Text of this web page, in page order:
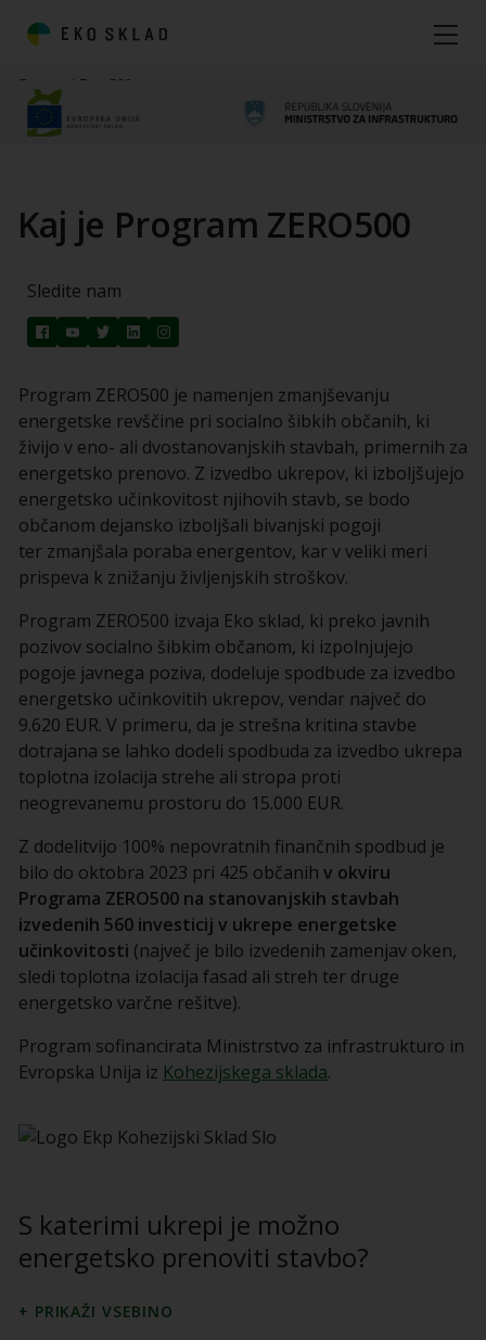
Domov / Zero500
Kaj je Program ZERO500
Sledite nam
Program ZERO500 je namenjen zmanjševanju
energetske revščine pri socialno šibkih občanih, ki
živijo v eno- ali dvostanovanjskih stavbah, primernih za
energetsko prenovo. Z izvedbo ukrepov, ki izboljšujejo
energetsko učinkovitost njihovih stavb, se bodo
občanom dejansko izboljšali bivanjski pogoji
ter zmanjšala poraba energentov, kar v veliki meri
prispeva k znižanju življenjskih stroškov.
Program ZERO500 izvaja Eko sklad, ki preko javnih
pozivov socialno šibkim občanom, ki izpolnjujejo
pogoje javnega poziva, dodeluje spodbude za izvedbo
energetsko učinkovitih ukrepov, vendar največ do
9.620 EUR. V primeru, da je strešna kritina stavbe
dotrajana se lahko dodeli spodbuda za izvedbo ukrepa
toplotna izolacija strehe ali stropa proti
neogrevanemu prostoru do 15.000 EUR.
Z dodelitvijo 100% nepovratnih finančnih spodbud je
bilo do oktobra 2023 pri 425 občanih v okviru
Programa ZERO500 na stanovanjskih stavbah
izvedenih 560 investicij v ukrepe energetske
učinkovitosti (največ je bilo izvedenih zamenjav oken,
sledi toplotna izolacija fasad ali streh ter druge
energetsko varčne rešitve).
Program sofinancirata Ministrstvo za infrastrukturo in
Evropska Unija iz Kohezijskega sklada.
S katerimi ukrepi je možno
energetsko prenoviti stavbo?